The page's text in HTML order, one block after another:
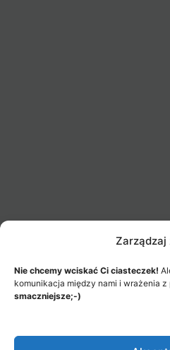
Zarządzaj
Nie chcemy wciskać Ci ciasteczek!
komunikacja między nami i wrażenia z
smaczniejsze;-)